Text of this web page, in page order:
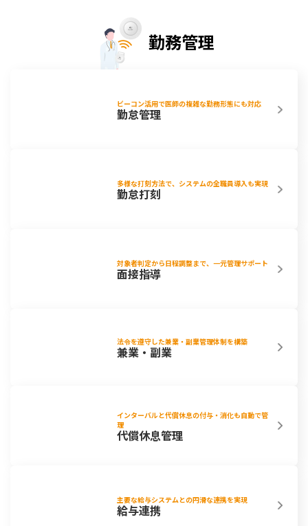
勤務管理
ビーコン活用で医師の複雑な勤務形態にも対応
勤怠管理
多様な打刻方法で、システムの全職員導入も実現
勤怠打刻
対象者判定から日程調整まで、一元管理サポート
面接指導
法令を遵守した兼業・副業管理体制を構築
兼業・副業
インターバルと代償休息の付与・消化も自動で管
理
代償休息管理
主要な給与システムとの円滑な連携を実現
給与連携